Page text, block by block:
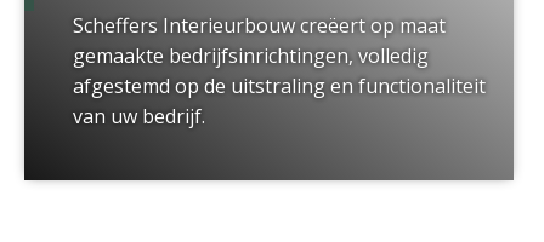
Scheffers Interieurbouw creëert op maat
gemaakte bedrijfsinrichtingen, volledig
afgestemd op de uitstraling en functionaliteit
van uw bedrijf.